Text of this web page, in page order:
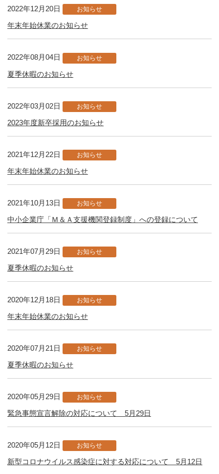
2022年12月20日 お知らせ
年末年始休業のお知らせ
2022年08月04日 お知らせ
夏季休暇のお知らせ
2022年03月02日 お知らせ
2023年度新卒採用のお知らせ
2021年12月22日 お知らせ
年末年始休業のお知らせ
2021年10月13日 お知らせ
中小企業庁「Ｍ＆Ａ支援機関登録制度」への登録について
2021年07月29日 お知らせ
夏季休暇のお知らせ
2020年12月18日 お知らせ
年末年始休業のお知らせ
2020年07月21日 お知らせ
夏季休暇のお知らせ
2020年05月29日 お知らせ
緊急事態宣言解除の対応について 5月29日
2020年05月12日 お知らせ
新型コロナウイルス感染症に対する対応について 5月12日